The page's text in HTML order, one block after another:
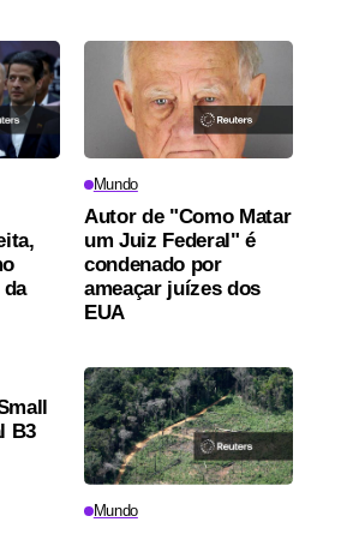
Mundo
Autor de "Como Matar
um Juiz Federal" é
condenado por
ameaçar juízes dos
EUA
B3
Mundo